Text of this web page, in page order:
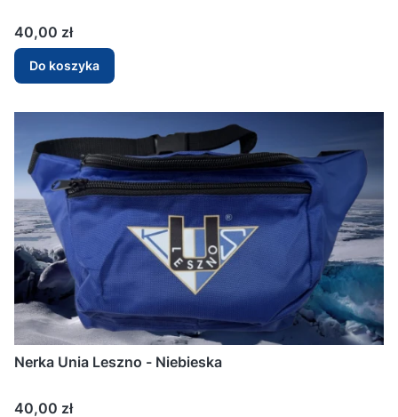
Cena
40,00 zł
Do koszyka
Nerka Unia Leszno - Niebieska
Cena
40,00 zł